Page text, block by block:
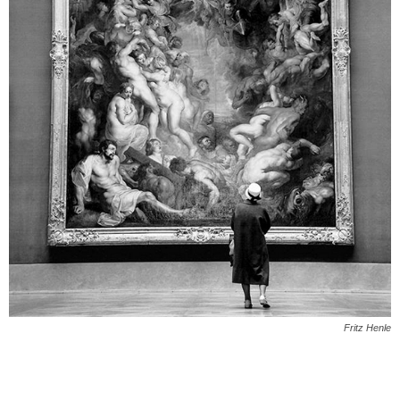
Fritz Henle